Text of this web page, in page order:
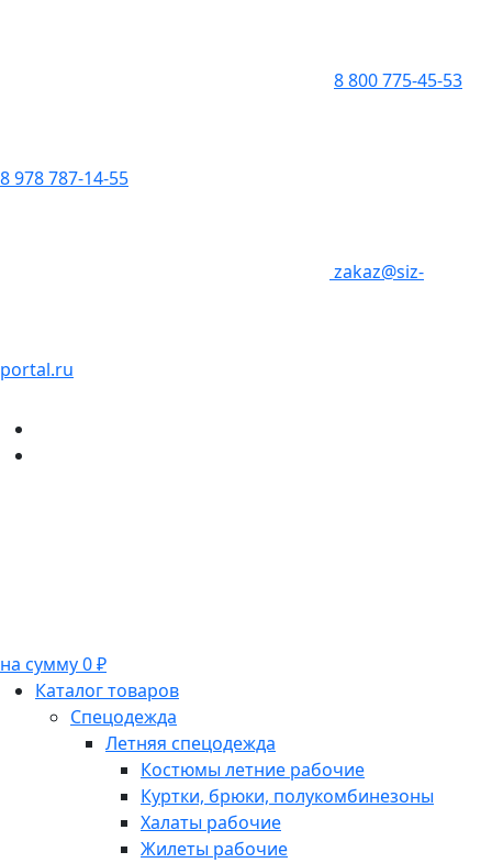
8 800 775-45-53
8 978 787-14-55
zakaz@siz-
portal.ru
на сумму 0 ₽
Каталог товаров
Спецодежда
Летняя спецодежда
Костюмы летние рабочие
Куртки, брюки, полукомбинезоны
Халаты рабочие
Жилеты рабочие